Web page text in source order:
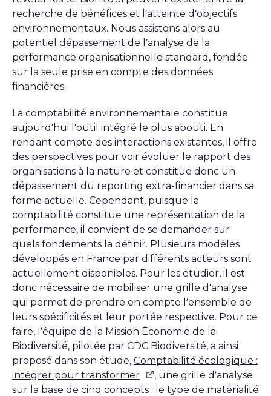
recherche de bénéfices et l’atteinte d’objectifs
environnementaux. Nous assistons alors au
potentiel dépassement de l’analyse de la
performance organisationnelle standard, fondée
sur la seule prise en compte des données
financières.
La comptabilité environnementale constitue
aujourd’hui l’outil intégré le plus abouti. En
rendant compte des interactions existantes, il offre
des perspectives pour voir évoluer le rapport des
organisations à la nature et constitue donc un
dépassement du reporting extra-financier dans sa
forme actuelle. Cependant, puisque la
comptabilité constitue une représentation de la
performance, il convient de se demander sur
quels fondements la définir. Plusieurs modèles
développés en France par différents acteurs sont
actuellement disponibles. Pour les étudier, il est
donc nécessaire de mobiliser une grille d’analyse
qui permet de prendre en compte l’ensemble de
leurs spécificités et leur portée respective. Pour ce
faire, l’équipe de la Mission Économie de la
Biodiversité, pilotée par CDC Biodiversité, a ainsi
proposé dans son étude, Comptabilité écologique :
intégrer pour transformer
, une grille d’analyse
sur la base de cinq concepts : le type de matérialité